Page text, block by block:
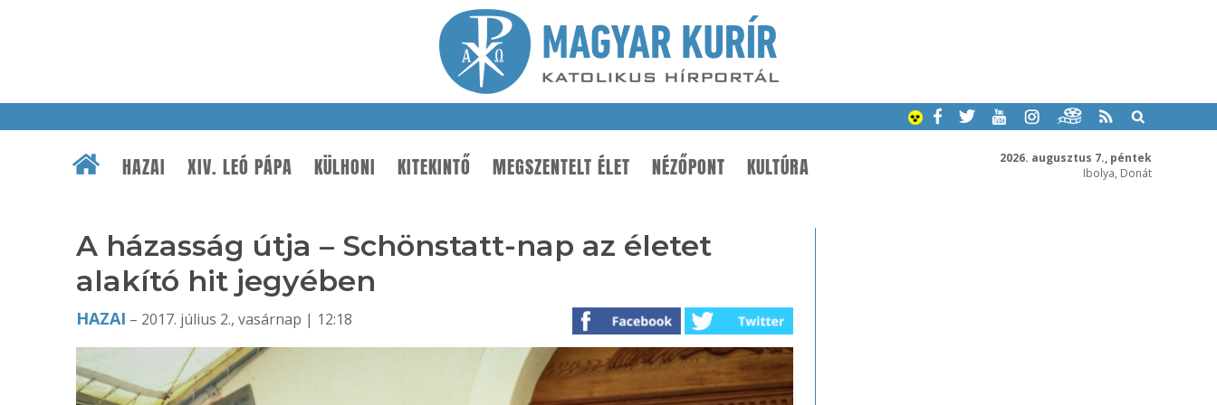
2026. augusztus 7., péntek
Ibolya, Donát
HAZAI XIV. LEÓ PÁPA KÜLHONI KITEKINTŐ MEGSZENTELT ÉLET NÉZŐPONT KULTÚRA
A házasság útja – Schönstatt-nap az életet
alakító hit jegyében
HAZAI – 2017. július 2., vasárnap | 12:18